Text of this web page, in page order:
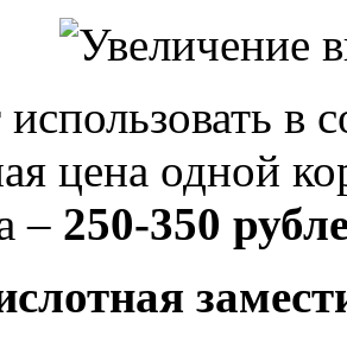
в
цена одной
– 250-350